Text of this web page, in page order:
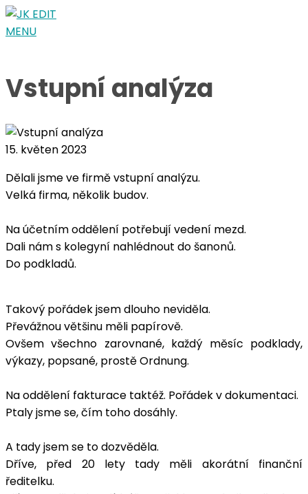
Vstupní analýza
15. květen 2023
Dělali jsme ve firmě vstupní analýzu.
Velká firma, několik budov.
Na účetním oddělení potřebují vedení mezd.
Dali nám s kolegyní nahlédnout do šanonů.
Do podkladů.
Takový pořádek jsem dlouho neviděla.
Převážnou většinu měli papírově.
Ovšem všechno zarovnané, každý měsíc podklady,
výkazy, popsané, prostě Ordnung.
Na oddělení fakturace taktéž. Pořádek v dokumentaci.
Ptaly jsme se, čím toho dosáhly.
A tady jsem se to dozvěděla.
Dříve, před 20 lety tady měli akorátní finanční
ředitelku.